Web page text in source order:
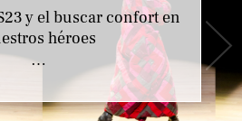
y el buscar confort en
héroes
…